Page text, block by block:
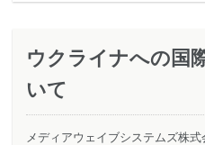
ウクライナへの国
いて
メディアウェイブシステムズ株